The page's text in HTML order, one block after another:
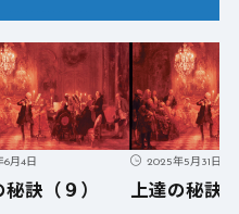
月4日
秘訣（９）
2025年5月31日
上達の秘訣